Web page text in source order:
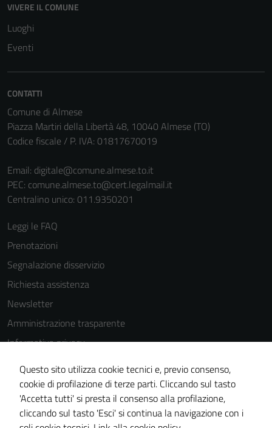
VIVERE IL COMUNE
Luoghi
Eventi
CONTATTI
Comune di Almese
Piazza Martiri della Libertà 48, 10040 Almese (TO)
Codice fiscale / P. IVA: 01817670019
Email: digitale@comune.almese.to.it
PEC: comune.almese.to@cert.legalmail.it
Centralino unico: 011.9350201
Leggi le FAQ
Prenotazioni
Segnalazione disservizio
Richiesta assistenza
Newsletter
Amministrazione trasparente
Informativa privacy
Cookie Policy
Note legali
Dichiarazione di accessibilità
Piano di miglioramento del sito
Questo sito utilizza cookie tecnici e, previo consenso,
cookie di profilazione di terze parti. Cliccando sul tasto
'Accetta tutti' si presta il consenso alla profilazione,
cliccando sul tasto 'Esci' si continua la navigazione con i
Tecnici
Questi cookie
sono necessari
per il